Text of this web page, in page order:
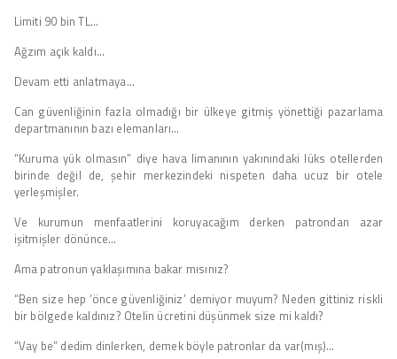
Limiti 90 bin TL…
Ağzım açık kaldı…
Devam etti anlatmaya…
Can güvenliğinin fazla olmadığı bir ülkeye gitmiş yönettiği pazarlama
departmanının bazı elemanları…
“Kuruma yük olmasın” diye hava limanının yakınındaki lüks otellerden
birinde değil de, şehir merkezindeki nispeten daha ucuz bir otele
yerleşmişler.
Ve kurumun menfaatlerini koruyacağım derken patrondan azar
işitmişler dönünce…
Ama patronun yaklaşımına bakar mısınız?
“Ben size hep ‘önce güvenliğiniz’ demiyor muyum? Neden gittiniz riskli
bir bölgede kaldınız? Otelin ücretini düşünmek size mi kaldı?
“Vay be” dedim dinlerken, demek böyle patronlar da var(mış)…